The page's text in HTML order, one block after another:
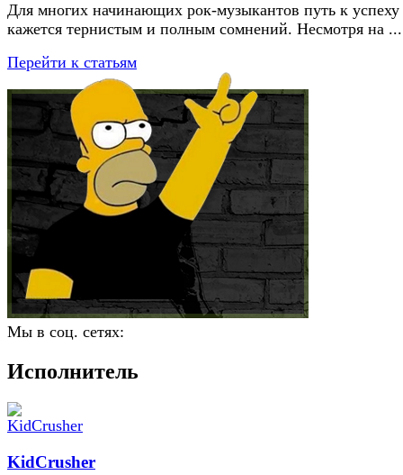
Для многих начинающих рок-музыкантов путь к успеху
кажется тернистым и полным сомнений. Несмотря на ...
Перейти к статьям
Мы в соц. сетях:
Исполнитель
KidCrusher